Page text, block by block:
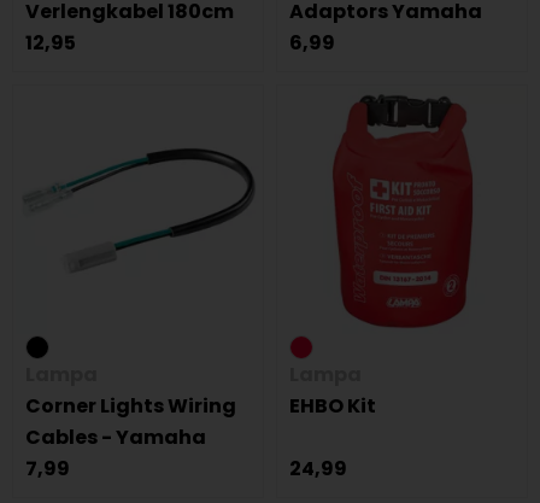
Verlengkabel 180cm
12,95
Adaptors Yamaha
6,99
Corner Lights Wiring
Cables - Yamaha
7,99
EHBO Kit
24,99